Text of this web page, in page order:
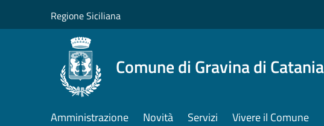
Regione Siciliana
Comune di Gravina di Catania
Amministrazione Novità Servizi Vivere il Comune